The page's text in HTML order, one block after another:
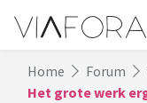
Home Forum
Het grote werk